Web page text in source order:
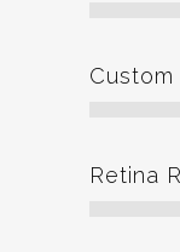
Retina